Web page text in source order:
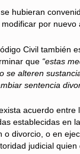
hubieran
por nuevo
Civil también
que “estas
se alteren
sentencia
acuerdo entre
establecidas en
o divorcio, o en
judicial quien